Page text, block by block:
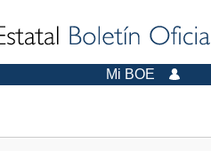
Mi BOE